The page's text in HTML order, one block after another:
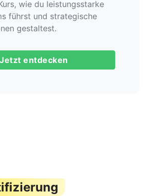
wie du leistungsstarke
führst und strategische
gestaltest.
Jetzt entdecken